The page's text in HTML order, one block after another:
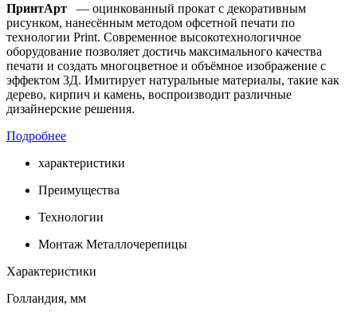
ПринтАрт
— оцинкованный прокат с декоративным
рисунком, нанесённым методом офсетной печати по
технологии Print. Современное высокотехнологичное
оборудование позволяет достичь максимального качества
печати и создать многоцветное и объёмное изображение с
эффектом 3Д. Имитирует натуральные материалы, такие как
дерево, кирпич и камень, воспроизводит различные
дизайнерские решения.
Подробнее
характеристики
Преимущества
Технологии
Монтаж Металлочерепицы
Характеристики
Голландия, мм